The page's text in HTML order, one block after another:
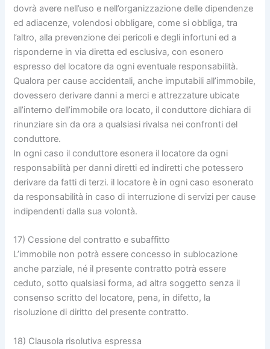
dovrà avere nell’uso e nell’organizzazione delle dipendenze
ed adiacenze, volendosi obbligare, come si obbliga, tra
l’altro, alla prevenzione dei pericoli e degli infortuni ed a
risponderne in via diretta ed esclusiva, con esonero
espresso del locatore da ogni eventuale responsabilità.
Qualora per cause accidentali, anche imputabili all’immobile,
dovessero derivare danni a merci e attrezzature ubicate
all’interno dell’immobile ora locato, il conduttore dichiara di
rinunziare sin da ora a qualsiasi rivalsa nei confronti del
conduttore.
In ogni caso il conduttore esonera il locatore da ogni
responsabilità per danni diretti ed indiretti che potessero
derivare da fatti di terzi. il locatore è in ogni caso esonerato
da responsabilità in caso di interruzione di servizi per cause
indipendenti dalla sua volontà.
17) Cessione del contratto e subaffitto
L’immobile non potrà essere concesso in sublocazione
anche parziale, né il presente contratto potrà essere
ceduto, sotto qualsiasi forma, ad altra soggetto senza il
consenso scritto del locatore, pena, in difetto, la
risoluzione di diritto del presente contratto.
18) Clausola risolutiva espressa